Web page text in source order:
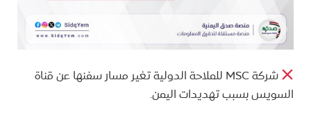
شركة MSC للملاحة الدولية تغير مسار سفنها عن قناة
السويس بسبب تهديدات اليمن.